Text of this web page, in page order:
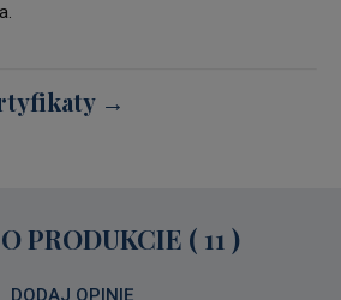
→
PRODUKCIE ( 11 )
DODAJ OPINIĘ